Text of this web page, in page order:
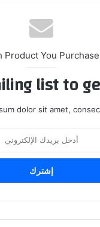
Product You Purchase
list to
dolor sit amet,